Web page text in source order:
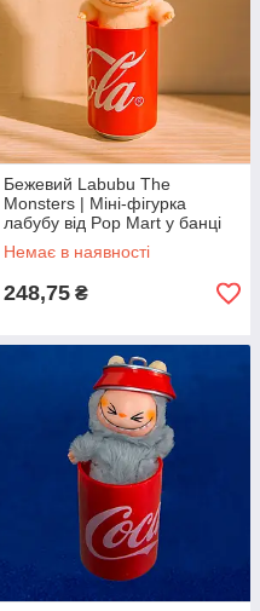
Бежевий Labubu The
Monsters | Міні-фігурка
лабубу від Pop Mart у банці
Coca-Cola, колекційна
іграшка
Немає в наявності
248,75 ₴